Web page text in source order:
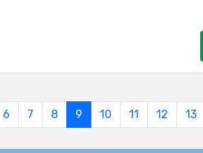
6 7 8 9 10 11 12 13